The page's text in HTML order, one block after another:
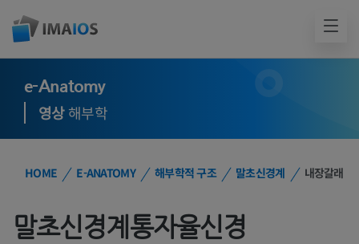
e-Anatomy
영상해부학
HOME E-ANATOMY 해부학적 구조 말초신경계 내장갈래
말초신경계통자율신경